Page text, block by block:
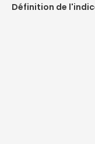
Définition de